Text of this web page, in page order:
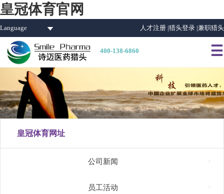
皇冠体育官网
Language 人才注册 |猎头登录 |兼职猎头
400-138-6860 
皇冠体育网址
公司新闻
员工活动